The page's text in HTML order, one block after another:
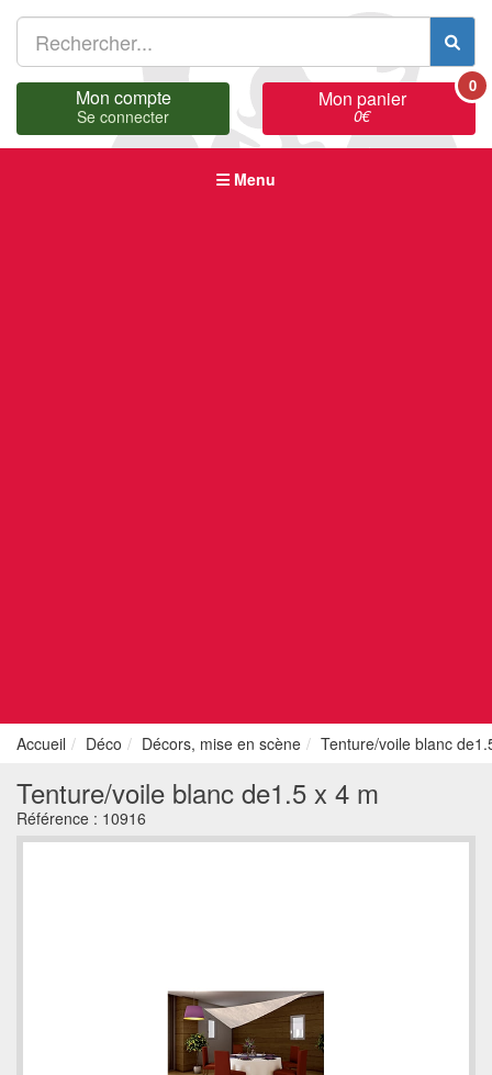
Mon compte
Se connecter
Mon panier
0€
0
Menu
Accueil Déco Décors, mise en scène Tenture/voile blanc
Tenture/voile blanc de1.5 x 4 m
Référence : 10916